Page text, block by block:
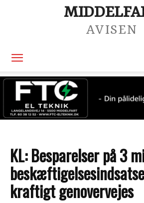
AVISEN
KL: Besparelser på 3
kraftigt genovervejes